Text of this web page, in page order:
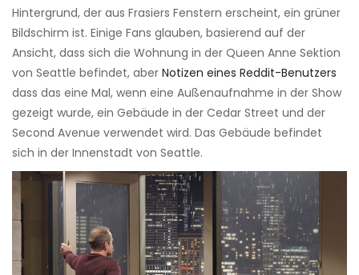
Hintergrund, der aus Frasiers Fenstern erscheint, ein grüner
Bildschirm ist. Einige Fans glauben, basierend auf der
Ansicht, dass sich die Wohnung in der Queen Anne Sektion
von Seattle befindet, aber Notizen eines Reddit-Benutzers
dass das eine Mal, wenn eine Außenaufnahme in der Show
gezeigt wurde, ein Gebäude in der Cedar Street und der
Second Avenue verwendet wird. Das Gebäude befindet
sich in der Innenstadt von Seattle.